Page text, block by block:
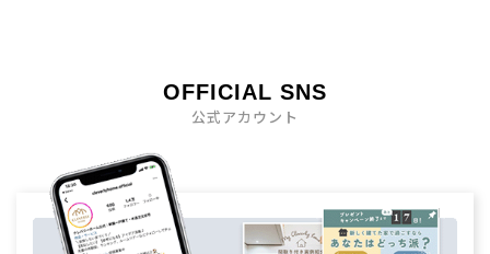
OFFICIAL SNS
公式アカウント